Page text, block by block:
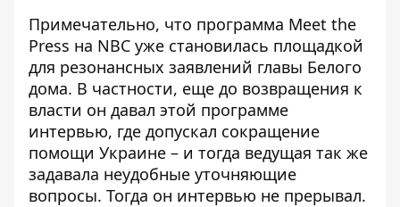
Примечательно, что программа Meet the
Press на NBC уже становилась площадкой
для резонансных заявлений главы Белого
дома. В частности, еще до возвращения к
власти он давал этой программе
интервью, где допускал сокращение
помощи Украине – и тогда ведущая так же
задавала неудобные уточняющие
вопросы. Тогда он интервью не прерывал.